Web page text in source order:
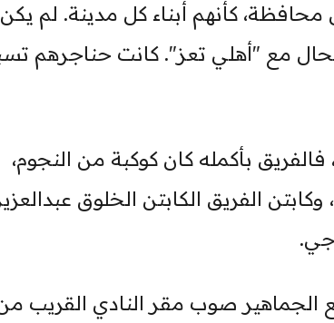
كأنهم أبناء كل مدينة. لم
مع "أهلي تعز". كانت حناجرهم
بأكمله كان كوكبة من النجوم،
الفريق الكابتن الخلوق
الجماهير صوب مقر النادي القريب